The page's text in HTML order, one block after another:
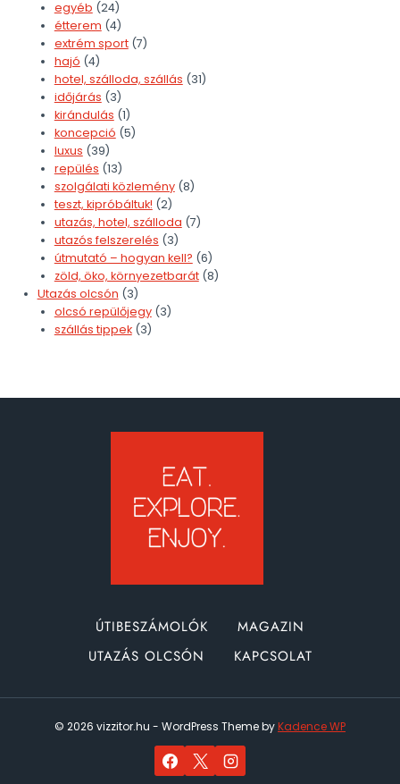
egyéb (24)
étterem (4)
extrém sport(7)
hajó (4)
hotel, szálloda, szállás (31)
időjárás (3)
kirándulás (1)
koncepció (5)
luxus (39)
repülés (13)
szolgálati közlemény(8)
teszt, kipróbáltuk! (2)
utazás, hotel, szálloda (7)
utazós felszerelés (3)
útmutató – hogyan kell? (6)
zöld, öko, környezetbarát(8)
Utazás olcsón (3)
olcsó repülőjegy(3)
szállás tippek(3)
ÚTIBESZÁMOLÓK
MAGAZIN
UTAZÁS OLCSÓN
KAPCSOLAT
© 2026 vizzitor.hu - WordPress Theme byKadence WP